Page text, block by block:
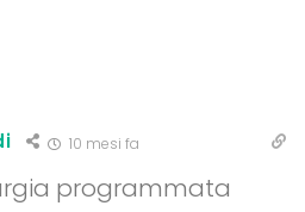
10 mesi fa
programmata